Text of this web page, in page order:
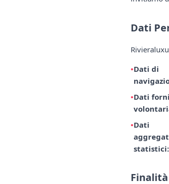
Dati
Dati di
Dati
Dati
statistici: